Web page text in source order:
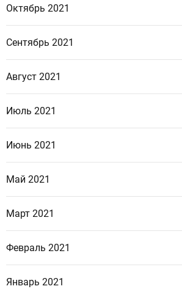
Октябрь 2021
Сентябрь 2021
Август 2021
Июль 2021
Июнь 2021
Май 2021
Март 2021
Февраль 2021
Январь 2021